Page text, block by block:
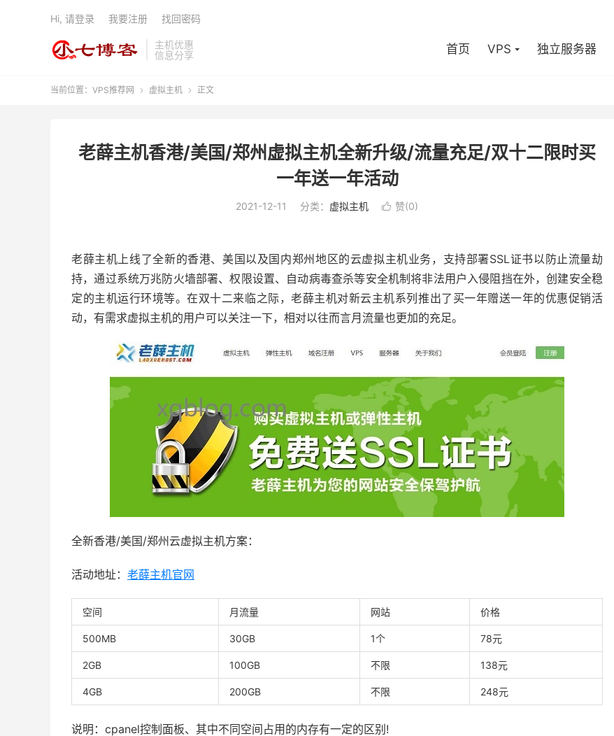
主机优惠
信息分享
首页 VPS 独立服务器
Hi, 请登录 我要注册 找回密码
当前位置： VPS推荐网  虚拟主机  正文
老薛主机香港/美国/郑州虚拟主机全新升级/流量充足/双十二限时买
一年送一年活动
2021-12-11 分类： 虚拟主机  赞(0)
老薛主机上线了全新的香港、美国以及国内郑州地区的云虚拟主机业务，支持部署SSL证书以防止流量劫
持，通过系统万兆防火墙部署、权限设置、自动病毒查杀等安全机制将非法用户入侵阻挡在外，创建安全稳
定的主机运行环境等。在双十二来临之际，老薛主机对新云主机系列推出了买一年赠送一年的优惠促销活
动，有需求虚拟主机的用户可以关注一下，相对以往而言月流量也更加的充足。
全新香港/美国/郑州云虚拟主机方案：
活动地址： 老薛主机官网
空间 月流量 网站 价格
500MB 30GB 1个 78元
2GB 100GB 不限 138元
4GB 200GB 不限 248元
说明：cpanel控制面板、其中不同空间占用的内存有一定的区别!